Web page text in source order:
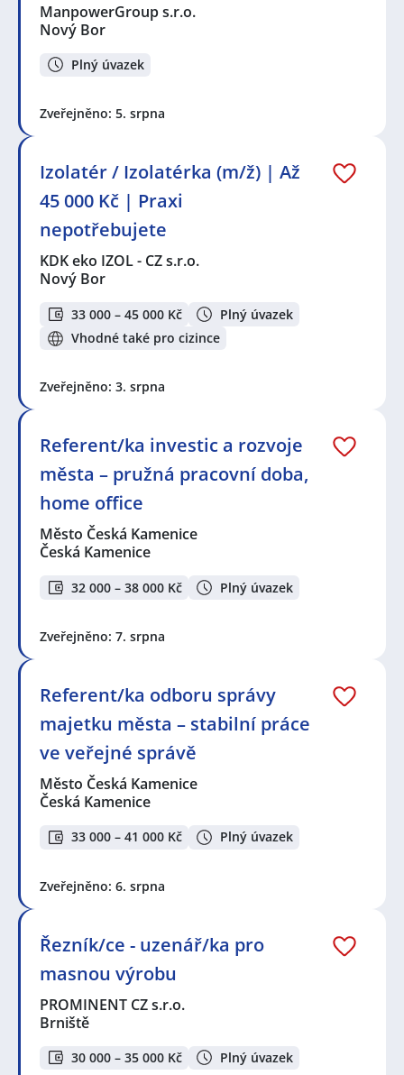
ManpowerGroup s.r.o.
Nový Bor
Plný úvazek
Zveřejněno: 5. srpna
Izolatér / Izolatérka (m/ž) | Až
45 000 Kč | Praxi
nepotřebujete
KDK eko IZOL - CZ s.r.o.
Nový Bor
33 000 – 45 000 Kč
Plný úvazek
Vhodné také pro cizince
Zveřejněno: 3. srpna
Referent/ka investic a rozvoje
města – pružná pracovní doba,
home office
Město Česká Kamenice
Česká Kamenice
32 000 – 38 000 Kč Plný úvazek
Zveřejněno: 7. srpna
Referent/ka odboru správy
majetku města – stabilní práce
ve veřejné správě
Město Česká Kamenice
Česká Kamenice
33 000 – 41 000 Kč Plný úvazek
Zveřejněno: 6. srpna
Řezník/ce - uzenář/ka pro
masnou výrobu
PROMINENT CZ s.r.o.
Brniště
30 000 – 35 000 Kč Plný úvazek